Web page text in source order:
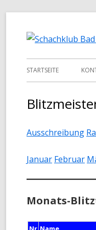
Primäres
STARTSEITE
Ausschreibung
Januar Februar
Monats-